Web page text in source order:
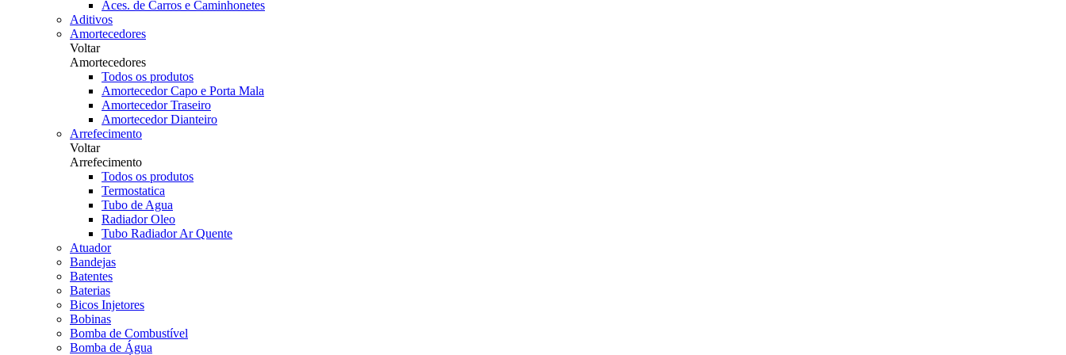
Aces. de Carros e Caminhonetes
Aditivos
Amortecedores
Voltar
Amortecedores
Todos os produtos
Amortecedor Capo e Porta Mala
Amortecedor Traseiro
Amortecedor Dianteiro
Arrefecimento
Voltar
Arrefecimento
Todos os produtos
Termostatica
Tubo de Agua
Radiador Oleo
Tubo Radiador Ar Quente
Atuador
Bandejas
Batentes
Baterias
Bicos Injetores
Bobinas
Bomba de Combustível
Bomba de Água